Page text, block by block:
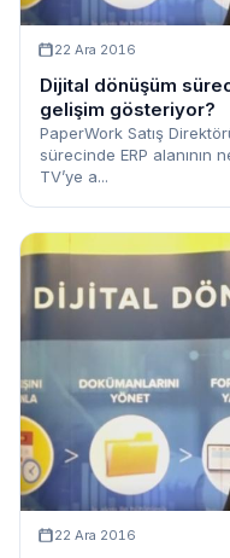
22 Ara 2016
Dijital dönüşüm
gelişim gösteriyor?
PaperWork Satış
sürecinde ERP alanının
TV’ye a...
22 Ara 2016